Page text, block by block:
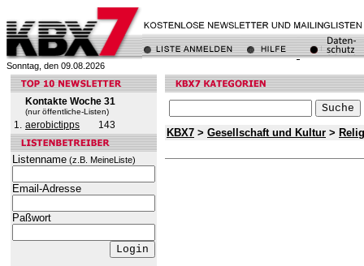
Sonntag, den 09.08.2026
Kontakte Woche 31
(nur öffentliche-Listen)
1. aerobictipps 143
Listenname (z.B. MeineListe)
Email-Adresse
Paßwort
KBX7 > Gesellschaft und Kultur >